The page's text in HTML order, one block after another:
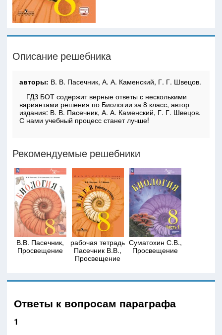
Описание решебника
авторы: В. В. Пасечник, А. А. Каменский, Г. Г. Швецов.
ГДЗ БОТ содержит верные ответы с несколькими
вариантами решения по Биологии за 8 класс, автор
издания: В. В. Пасечник, А. А. Каменский, Г. Г. Швецов.
С нами учебный процесс станет лучше!
Рекомендуемые решебники
В.В. Пасечник,
Просвещение
рабочая тетрадь
Пасечник В.В.,
Просвещение
Суматохин С.В.,
Просвещение
Ответы к вопросам параграфа
1